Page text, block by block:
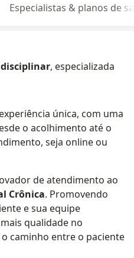
Especialistas & planos de
, especializada
única, com uma
o acolhimento até o
seja online ou
de atendimento ao
Crônica. Promovendo
e sua equipe
qualidade no
caminho entre o paciente